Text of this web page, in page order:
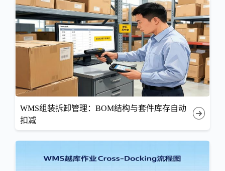
WMS组装拆卸管理：BOM结构与套件库存自动
扣减